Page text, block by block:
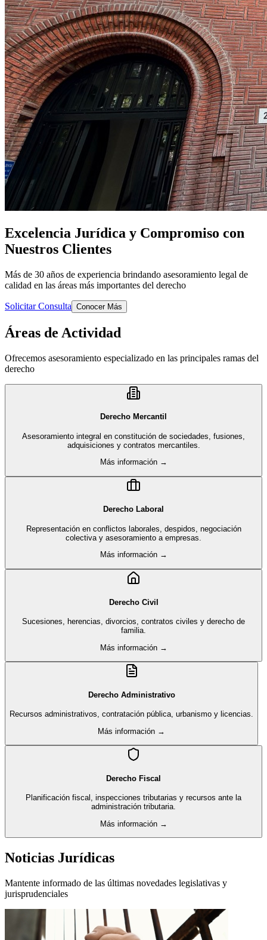
Excelencia Jurídica y Compromiso con
Nuestros Clientes
Más de 30 años de experiencia brindando asesoramiento legal de
calidad en las áreas más importantes del derecho
Solicitar Consulta Conocer Más
Áreas de Actividad
Ofrecemos asesoramiento especializado en las principales ramas del
derecho
Derecho Mercantil
Asesoramiento integral en constitución de sociedades, fusiones,
adquisiciones y contratos mercantiles.
Más información →
Derecho Laboral
Representación en conflictos laborales, despidos, negociación
colectiva y asesoramiento a empresas.
Más información →
Derecho Civil
Sucesiones, herencias, divorcios, contratos civiles y derecho de
familia.
Más información →
Derecho Administrativo
Recursos administrativos, contratación pública, urbanismo y licencias.
Más información →
Derecho Fiscal
Planificación fiscal, inspecciones tributarias y recursos ante la
administración tributaria.
Más información →
Noticias Jurídicas
Mantente informado de las últimas novedades legislativas y
jurisprudenciales